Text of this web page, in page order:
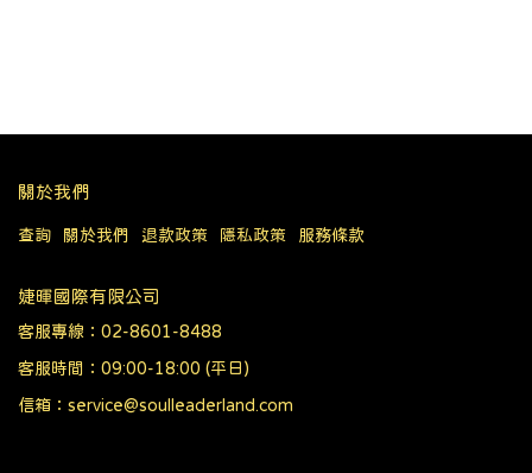
關於我們
查詢 關於我們 退款政策 隱私政策 服務條款
婕暉國際有限公司
客服專線：02-8601-8488
客服時間：09:00-18:00 (平日)
信箱：service@soulleaderland.com